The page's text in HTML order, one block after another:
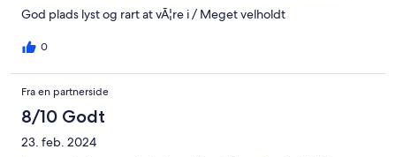
God plads lyst og rart at vÃ¦re i / Meget velholdt
0
Fra en partnerside
8/10 Godt
23. feb. 2024